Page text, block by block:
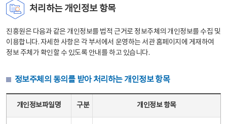
처리하는 개인정보 항목
진흥원은 다음과 같은 개인정보를 법적 근거로 정보주체의 개인정보를 수집 및
이용합니다. 자세한 사항은 각 부서에서 운영하는 서관 홈페이지에 게재하여
정보 주체가 확인할 수 있도록 안내를 하고 있습니다.
정보주체의 동의를 받아 처리하는 개인정보 항목
개인정보파일명 구분 개인정보 항목